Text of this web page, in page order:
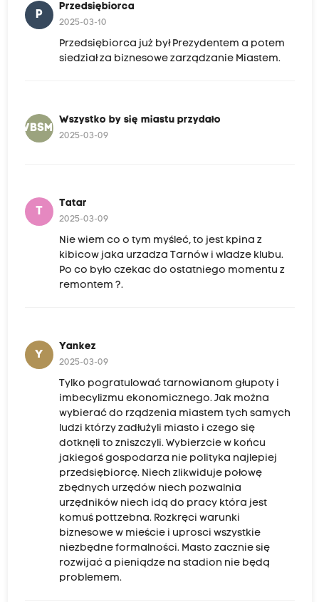
P
Przedsiębiorca
2025-03-10
Przedsiębiorca już był Prezydentem a potem
siedział za biznesowe zarządzanie Miastem.
WBSMP
Wszystko by się miastu przydało
2025-03-09
T
Tatar
2025-03-09
Nie wiem co o tym myśleć, to jest kpina z
kibicow jaka urzadza Tarnów i wladze klubu.
Po co było czekac do ostatniego momentu z
remontem ?.
Y
Yankez
2025-03-09
Tylko pogratulować tarnowianom głupoty i
imbecylizmu ekonomicznego. Jak można
wybierać do rządzenia miastem tych samych
ludzi którzy zadłużyli miasto i czego się
dotknęli to zniszczyli. Wybierzcie w końcu
jakiegoś gospodarza nie polityka najlepiej
przedsiębiorcę. Niech zlikwiduje połowę
zbędnych urzędów niech pozwalnia
urzędników niech idą do pracy która jest
komuś pottzebna. Rozkręci warunki
biznesowe w mieście i uprosci wszystkie
niezbędne formalności. Masto zacznie się
rozwijać a pieniądze na stadion nie będą
problemem.